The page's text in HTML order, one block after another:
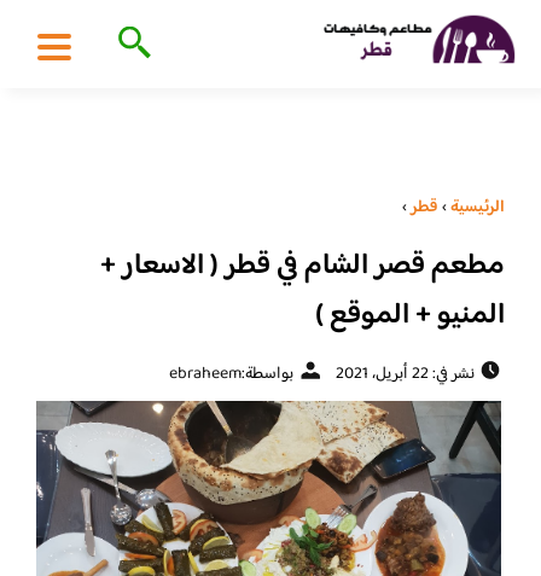
الرئيسية›قطر›
مطعم قصر الشام في قطر ( الاسعار +
المنيو + الموقع )
نشر في: 22 أبريل، 2021 بواسطة:ebraheem